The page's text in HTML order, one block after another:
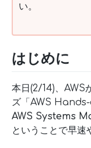
い。
はじめに
本日(2/14)、AWS
ズ「AWS
AWS Systems
ということで早速